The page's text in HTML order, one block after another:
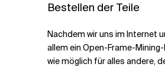
Bestellen der Teile
Nachdem wir uns im Internet
allem ein Open-Frame-
wie möglich für alles andere,